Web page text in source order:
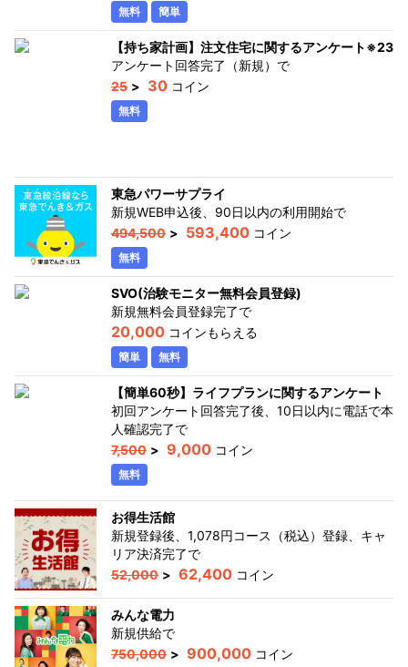
無料 簡単
【持ち家計画】注文住宅に関するアンケート※23
アンケート回答完了（新規） で
25 > 30 コイン
無料
東急パワーサプライ
新規WEB申込後、90日以内の利用開始で
494,500 > 593,400 コイン
無料
SVO(治験モニター無料会員登録)
新規無料会員登録完了で
20,000 コインもらえる
簡単 無料
【簡単60秒】ライフプランに関するアンケート
初回アンケート回答完了後、10日以内に電話で本
人確認完了で
7,500 > 9,000 コイン
無料
お得生活館
新規登録後、1,078円コース（税込）登録、キャ
リア決済完了で
52,000 > 62,400 コイン
みんな電力
新規供給で
750,000 > 900,000 コイン